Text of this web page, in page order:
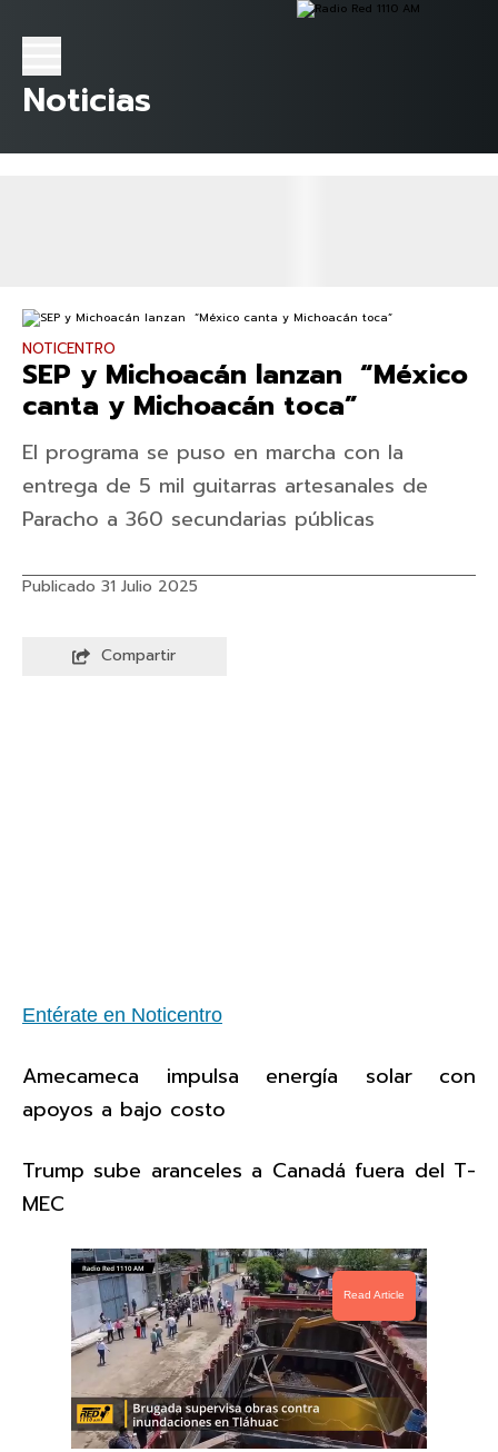
Noticias
NOTICENTRO
SEP y Michoacán lanzan “México
canta y Michoacán toca”
El programa se puso en marcha con la
entrega de 5 mil guitarras artesanales de
Paracho a 360 secundarias públicas
Publicado 31 Julio 2025
Compartir
Entérate en Noticentro
Amecameca impulsa energía solar con
apoyos a bajo costo
Trump sube aranceles a Canadá fuera del T-
MEC
Read Article